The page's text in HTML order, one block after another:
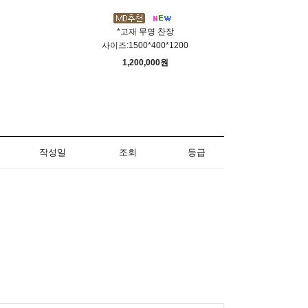
*고재 무명 찬장
사이즈:1500*400*1200
1,200,000원
작성일 조회 등급